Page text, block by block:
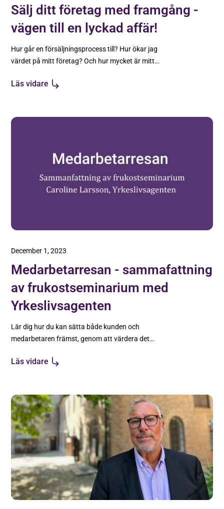
Sälj ditt företag med framgång -
vägen till en lyckad affär!
Hur går en försäljningsprocess till? Hur ökar jag
värdet på mitt företag? Och hur mycket är mitt
FöretagsFörmedling har svaren.
Läs vidare
December 1, 2023
Medarbetarresan - sammafattning
av frukostseminarium med
Yrkeslivsagenten
Lär dig hur du kan sätta både kunden och
medarbetaren främst, genom att värdera det
anställningskontraktet!
Läs vidare